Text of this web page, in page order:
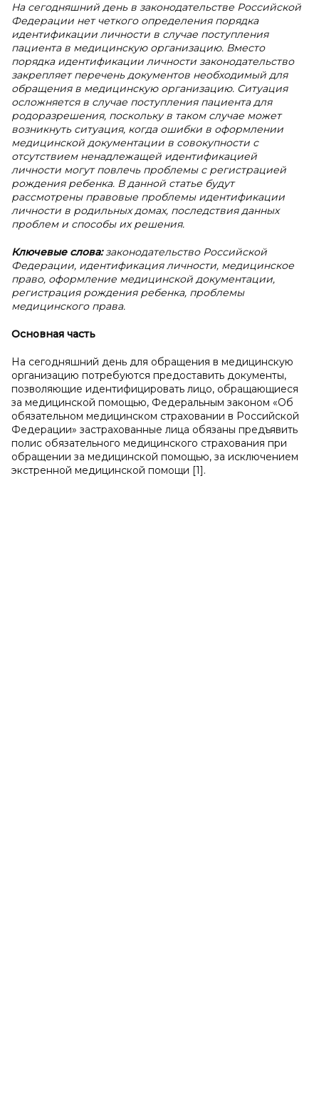
На сегодняшний день в законодательстве Российской
Федерации нет четкого определения порядка
идентификации личности в случае поступления
пациента в медицинскую организацию. Вместо
порядка идентификации личности законодательство
закрепляет перечень документов необходимый для
обращения в медицинскую организацию. Ситуация
осложняется в случае поступления пациента для
родоразрешения, поскольку в таком случае может
возникнуть ситуация, когда ошибки в оформлении
медицинской документации в совокупности с
отсутствием ненадлежащей идентификацией
личности могут повлечь проблемы с регистрацией
рождения ребенка. В данной статье будут
рассмотрены правовые проблемы идентификации
личности в родильных домах, последствия данных
проблем и способы их решения.
Ключевые слова:законодательство Российской
Федерации, идентификация личности, медицинское
право, оформление медицинской документации,
регистрация рождения ребенка, проблемы
медицинского права.
Основная часть
На сегодняшний день для обращения в медицинскую
организацию потребуются предоставить документы,
позволяющие идентифицировать лицо, обращающиеся
за медицинской помощью, Федеральным законом «Об
обязательном медицинском страховании в Российской
Федерации» застрахованные лица обязаны предъявить
полис обязательного медицинского страхования при
обращении за медицинской помощью, за исключением
экстренной медицинской помощи [1].